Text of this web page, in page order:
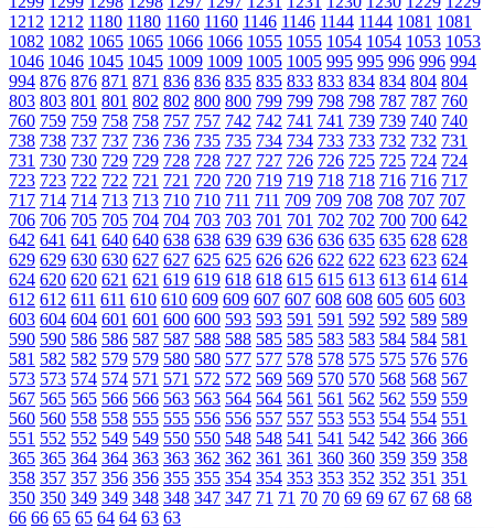
1212 1212 1180 1180 1160 1160 1146 1146 1144 1144 1081 1081
1082 1082 1065 1065 1066 1066 1055 1055 1054 1054 1053 1053
1046 1046 1045 1045 1009 1009 1005 1005 995 995 996 996 994
994 876 876 871 871 836 836 835 835 833 833 834 834 804 804
803 803 801 801 802 802 800 800 799 799 798 798 787 787 760
760 759 759 758 758 757 757 742 742 741 741 739 739 740 740
738 738 737 737 736 736 735 735 734 734 733 733 732 732 731
731 730 730 729 729 728 728 727 727 726 726 725 725 724 724
723 723 722 722 721 721 720 720 719 719 718 718 716 716 717
717 714 714 713 713 710 710 711 711 709 709 708 708 707 707
706 706 705 705 704 704 703 703 701 701 702 702 700 700 642
642 641 641 640 640 638 638 639 639 636 636 635 635 628 628
629 629 630 630 627 627 625 625 626 626 622 622 623 623 624
624 620 620 621 621 619 619 618 618 615 615 613 613 614 614
612 612 611 611 610 610 609 609 607 607 608 608 605 605 603
603 604 604 601 601 600 600 593 593 591 591 592 592 589 589
590 590 586 586 587 587 588 588 585 585 583 583 584 584 581
581 582 582 579 579 580 580 577 577 578 578 575 575 576 576
573 573 574 574 571 571 572 572 569 569 570 570 568 568 567
567 565 565 566 566 563 563 564 564 561 561 562 562 559 559
560 560 558 558 555 555 556 556 557 557 553 553 554 554 551
551 552 552 549 549 550 550 548 548 541 541 542 542 366 366
365 365 364 364 363 363 362 362 361 361 360 360 359 359 358
358 357 357 356 356 355 355 354 354 353 353 352 352 351 351
350 350 349 349 348 348 347 347 71 71 70 70 69 69 67 67 68 68
66 66 65 65 64 64 63 63